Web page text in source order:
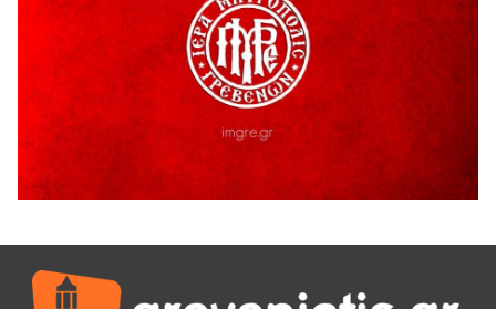
Ολοσχερής καταστροφή κατοικίας από πυρκαγιά στην
Καληράχη Γρεβενών
ΚΑΤΑΓΡΑΦΗ ΤΕΚΜΗΡΙΩΣΗ ΚΑΙ ΨΗΦΙΟΠΟΙΗΣΗ ΤΩΝ
ΜΑΣΤΟΡΙΚΩΝ ΕΡΓΑΛΕΙΩΝ ΤΗΣ ΣΥΛΛΟΓΗΣ ΚΥΠΑΡΙΣΣΙΟΥ
ΓΡΕΒΕΝΩΝ
3 Αυγούστου 2026
3 Αυγούστου 2026
ΠΡΟΓΡΑΜΜΑ ΠΑΝΗΓΥΡΕΩΣ ΙΕΡΑΣ ΜΟΝΗΣ ΖΑΒΟΡΔΑΣ 2026